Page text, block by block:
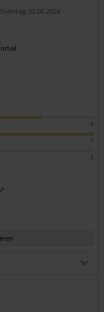
02.06.2024
4
5
3
20:47:45
genommen wenn du